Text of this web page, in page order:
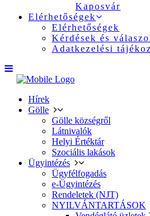
Kaposvár
Elérhetőségek
Elérhetőségek
Kérdések és
Adatkezelési
Hírek
Gölle
Gölle községről
Látnivalók
Helyi Értéktár
Szociális lakások
Ügyintézés
Ügyfélfogadás
e-Ügyintézés
Rendeletek (NJT)
NYILVÁNTARTÁSOK